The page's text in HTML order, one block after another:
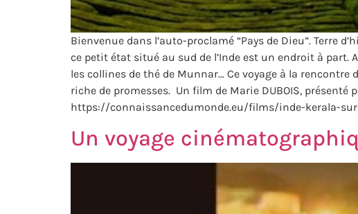
Bienvenue dans l’auto-proclamé “Pays de Dieu”. Terre
ce petit état situé au sud de l’Inde est un endroit à part.
les collines de thé de Munnar… Ce voyage à la
riche de promesses. ‍ Un film de Marie DUBOIS,
https://connaissancedumonde.eu/films/inde-kerala-
Un voyage